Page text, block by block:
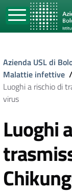
Azienda USL di
Malattie infettive /
Luoghi a rischio di
virus
Luoghi